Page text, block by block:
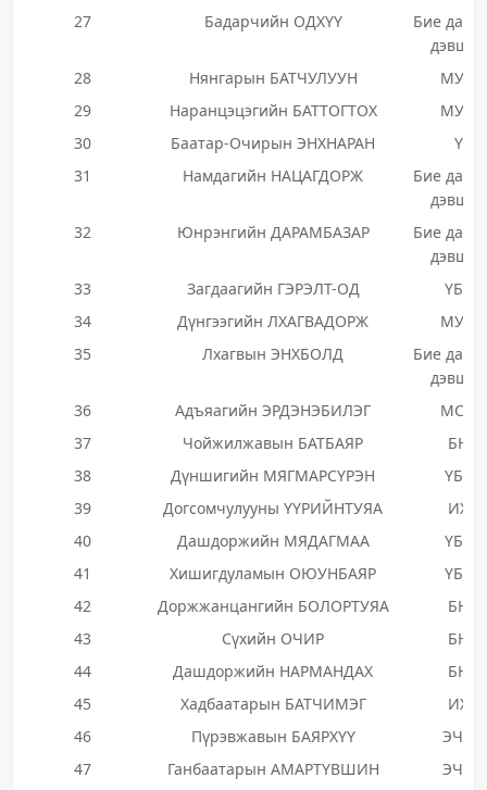
27
Бадарчийн ОДХҮҮ
Бие даан
28
Нянгарын БАТЧУЛУУН
МУНН
29
Наранцэцэгийн БАТТОГТОХ
МУНН
30
Баатар-Очирын ЭНХНАРАН
ҮЭ
31
Намдагийн НАЦАГДОРЖ
Бие даан
32
Юнрэнгийн ДАРАМБАЗАР
Бие даан
33
Загдаагийн ГЭРЭЛТ-ОД
ҮБЗН
34
Дүнгээгийн ЛХАГВАДОРЖ
МУНН
35
Лхагвын ЭНХБОЛД
Бие даан
36
Адъяагийн ЭРДЭНЭБИЛЭГ
МСДН
37
Чойжилжавын БАТБАЯР
БНН
38
Дүншигийн МЯГМАРСҮРЭН
ҮБЗН
39
Догсомчулууны ҮҮРИЙНТУЯА
ИХН
40
Дашдоржийн МЯДАГМАА
ҮБЗН
41
Хишигдуламын ОЮУНБАЯР
ҮБЗН
42
Доржжанцангийн БОЛОРТУЯА
БНН
43
Сүхийн ОЧИР
БНН
44
Дашдоржийн НАРМАНДАХ
БНН
45
Хадбаатарын БАТЧИМЭГ
ИХН
46
Пүрэвжавын БАЯРХҮҮ
ЭЧЭН
47
Ганбаатарын АМАРТҮВШИН
ЭЧЭН